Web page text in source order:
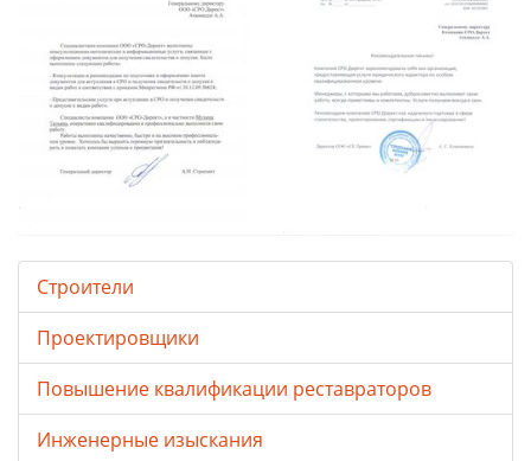
Строители
Проектировщики
Повышение квалификации реставраторов
Инженерные изыскания